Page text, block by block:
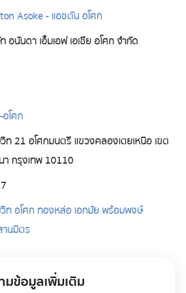
Asoke - แอชตัน อโศก
อนันดา เอ็มเอฟ เอเชีย อโศก จำกัด
อโศก
ท 21 อโศกมนตรี แขวงคลองเตยเหนือ เขต
กรุงเทพ 10110
ท อโศก ทองหล่อ เอกมัย พร้อมพงษ์
านมิตร
ข้อมูลเพิ่มเติม